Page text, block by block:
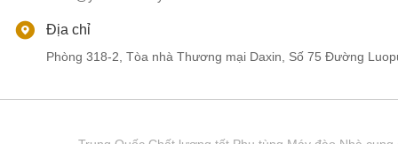
Địa chỉ
Phòng 318-2, Tòa nhà Thương mại Daxin, Số 75 Đường